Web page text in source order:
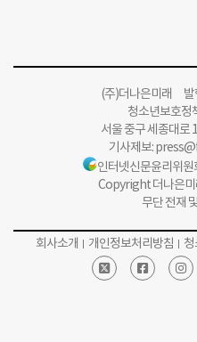
(주)더나은미래 발
청소년보호정
서울 중구 세종대로
기사제보:
인터넷신문윤리위
Copyright 더나은
무단 전재
회사소개 개인정보처리방침